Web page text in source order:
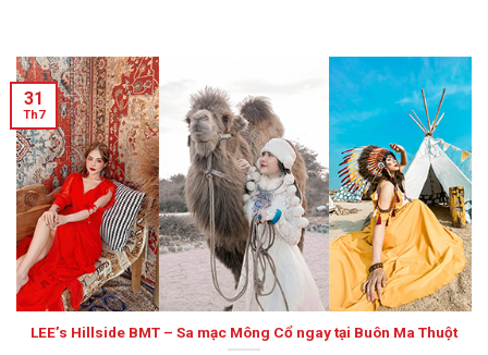
LEE’s Hillside BMT – Sa mạc Mông Cổ ngay tại Buôn Ma Thuột
31
Th7